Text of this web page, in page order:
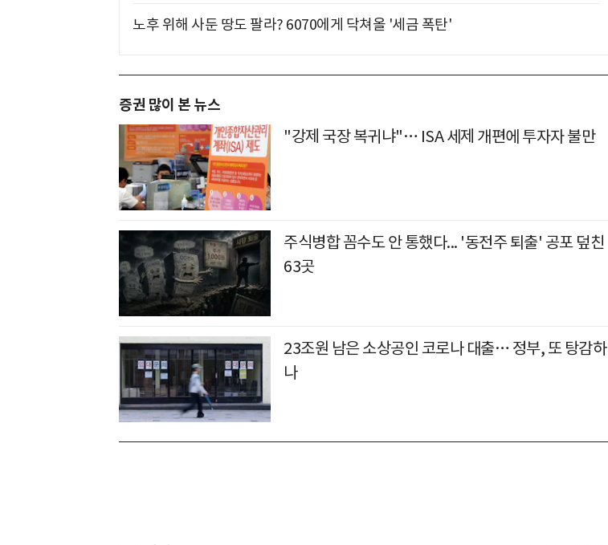
노후 위해 사둔 땅도 팔라? 6070에게 닥쳐올 '세금 폭탄'
증권 많이 본 뉴스
"강제 국장 복귀냐"… ISA 세제 개편에 투자자 불만
주식병합 꼼수도 안 통했다... '동전주 퇴출' 공포 덮친
63곳
23조원 남은 소상공인 코로나 대출… 정부, 또 탕감하
나